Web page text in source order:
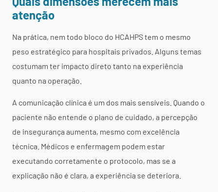
atenção
Na prática, nem todo bloco do HCAHPS tem o mesmo
peso estratégico para hospitais privados. Alguns temas
costumam ter impacto direto tanto na experiência
quanto na operação.
A comunicação clínica é um dos mais sensíveis. Quando o
paciente não entende o plano de cuidado, a percepção
de insegurança aumenta, mesmo com excelência
técnica. Médicos e enfermagem podem estar
executando corretamente o protocolo, mas se a
explicação não é clara, a experiência se deteriora.